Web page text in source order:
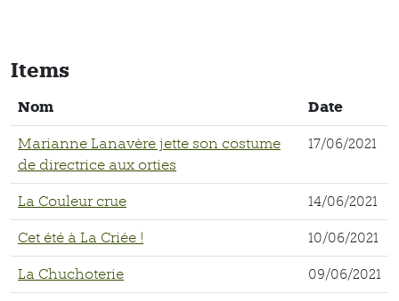
Items
Nom Date
Marianne Lanavère jette son costume
de directrice aux orties
17/06/2021
La Couleur crue 14/06/2021
Cet été à La Criée ! 10/06/2021
La Chuchoterie 09/06/2021